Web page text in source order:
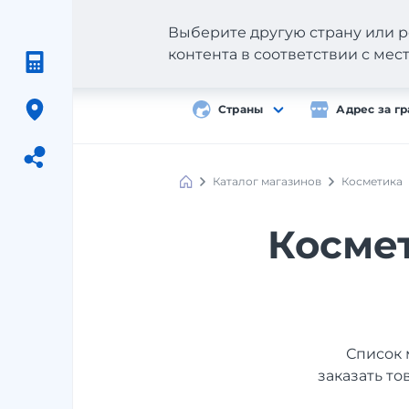
Страны Адрес за
Выберите другую страну или
контента в соответствии с
Meest
Каталог магазинов Косметика
Список
заказать